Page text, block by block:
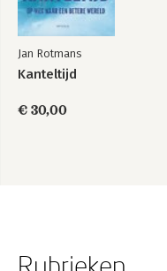
Jan Rotmans
Kanteltijd
€ 30,00